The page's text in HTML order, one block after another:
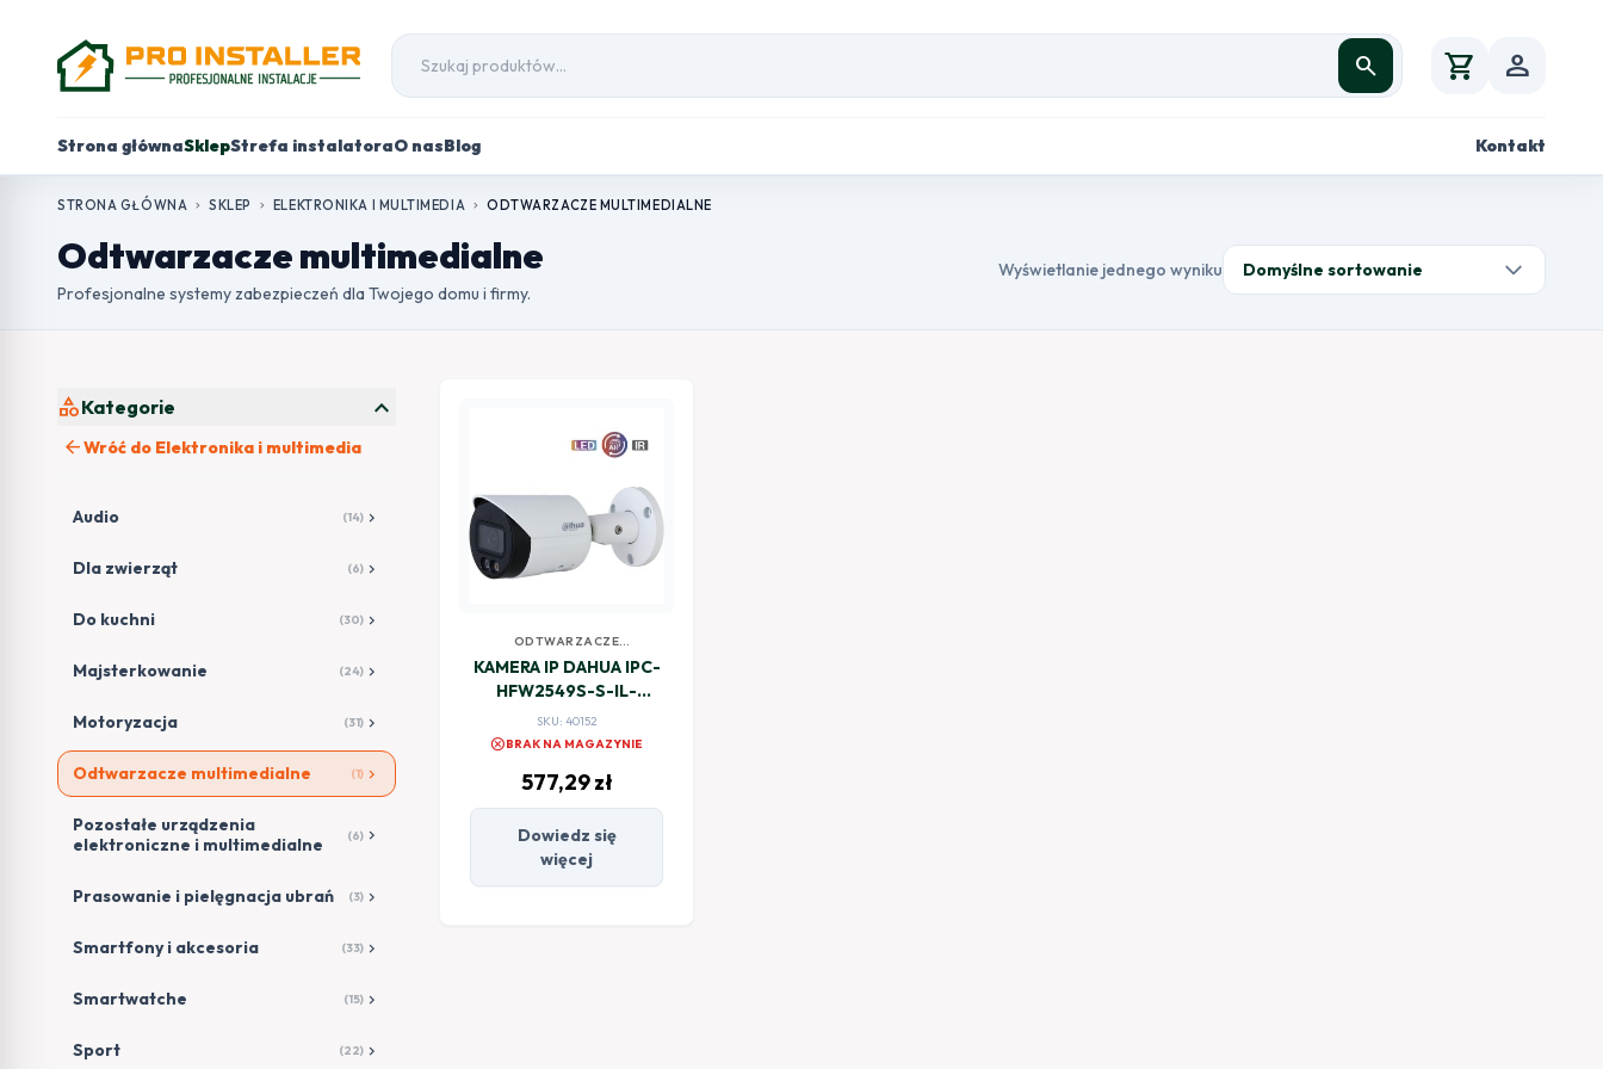
search shopping_cart person
Strona głównaSklepStrefa instalatoraO nasBlog Kontakt
STRONA GŁÓWNA chevron_right SKLEP chevron_right ELEKTRONIKA I MULTIMEDIA chevron_right ODTWARZACZE MULTIMEDIALNE
Odtwarzacze multimedialne
Profesjonalne systemy zabezpieczeń dla Twojego domu i firmy.
Wyświetlanie jednego wyniku
categoryKategorie expand_more
arrow_backWróć do Elektronika i multimedia
Audio (14) chevron_right
Dla zwierząt (6) chevron_right
Do kuchni (30) chevron_right
Majsterkowanie (24) chevron_right
Motoryzacja (31) chevron_right
Odtwarzacze multimedialne (1) chevron_right
Pozostałe urządzenia
elektroniczne i multimedialne
(6) chevron_right
Prasowanie i pielęgnacja ubrań (3) chevron_right
Smartfony i akcesoria (33) chevron_right
Smartwatche (15) chevron_right
Sport (22) chevron_right
ODTWARZACZE
MULTIMEDIALNE
KAMERA IP DAHUA IPC-
HFW2549S-S-IL-
0280B
SKU: 40152
cancelBRAK NA MAGAZYNIE
577,29zł
Dowiedz się
więcej